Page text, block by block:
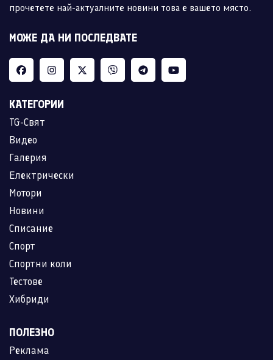
прочетете най-актуалните новини това е вашето място.
МОЖЕ ДА НИ ПОСЛЕДВАТЕ
КАТЕГОРИИ
TG-Свят
Видео
Галерия
Електрически
Мотори
Новини
Списание
Спорт
Спортни коли
Тестове
Хибриди
ПОЛЕЗНО
Реклама